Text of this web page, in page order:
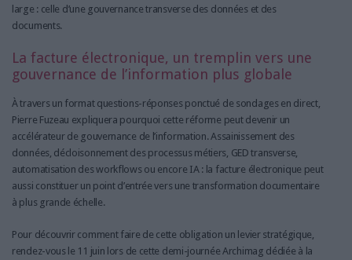
large : celle d’une gouvernance transverse des données et des
documents.
La facture électronique, un tremplin vers une
gouvernance de l’information plus globale
À travers un format questions-réponses ponctué de sondages en direct,
Pierre Fuzeau expliquera pourquoi cette réforme peut devenir un
accélérateur de gouvernance de l’information. Assainissement des
données, décloisonnement des processus métiers, GED transverse,
automatisation des workflows ou encore IA : la facture électronique peut
aussi constituer un point d’entrée vers une transformation documentaire
à plus grande échelle.
Pour découvrir comment faire de cette obligation un levier stratégique,
rendez-vous le 11 juin lors de cette demi-journée Archimag dédiée à la